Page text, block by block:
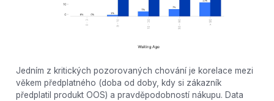
Jedním z kritických pozorovaných chování je korelace mezi
věkem předplatného (doba od doby, kdy si zákazník
předplatil produkt OOS) a pravděpodobností nákupu. Data